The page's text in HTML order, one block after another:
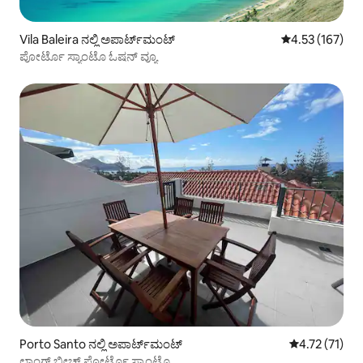
Vila Baleira ನಲ್ಲಿ ಅಪಾರ್ಟ್‌ಮಂಟ್ 5 ರಲ್ಲಿ 4.53
4.53 (167)
ಪೋರ್ಟೊ ಸ್ಯಾಂಟೊ ಓಷನ್ ವ್ಯೂ
Porto Santo ನಲ್ಲಿ ಅಪಾರ್ಟ್‌ಮಂಟ್ 5 ರಲ್ಲಿ 4.72
4.72 (71)